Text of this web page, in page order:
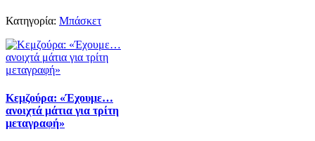
Κατηγορία: Μπάσκετ
Κεμζούρα: «Έχουμε…
ανοιχτά μάτια για τρίτη
μεταγραφή»